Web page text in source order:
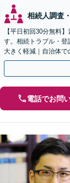
相続人調査
【平日初回30分無料
す。相続トラブル・登
大きく軽減｜自治体
ずはお気軽にご相談
電話でお問